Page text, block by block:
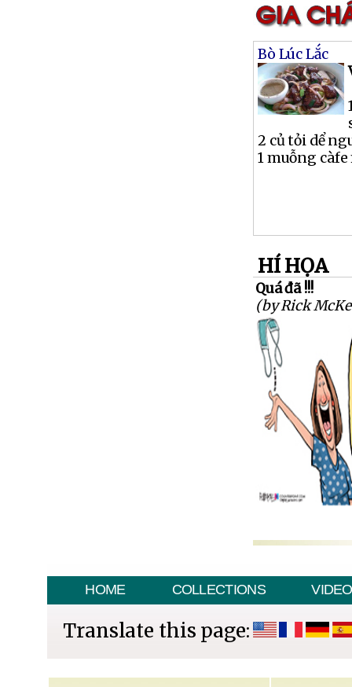
Bò Lúc Lắc
2 củ tỏi dể
1 muỗng
HÍ HỌA
Quá đã !!!
(by Rick
HOME COLLECTIONS VIDEO
Translate this page: